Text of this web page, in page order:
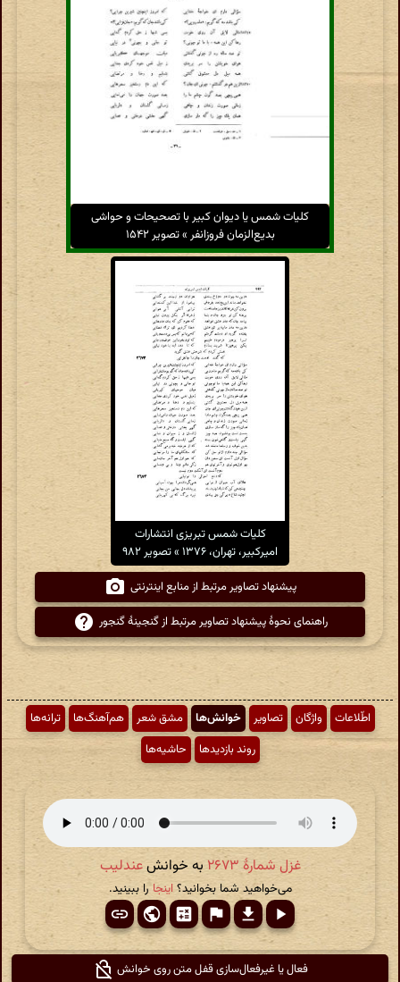
کلیات شمس یا دیوان کبیر با تصحیحات و حواشی
بدیع‌الزمان فروزانفر » تصویر ۱۵۴۲
کلیات شمس تبریزی انتشارات
امیرکبیر، تهران، ۱۳۷۶ » تصویر ۹۸۲
پیشنهاد تصاویر مرتبط از منابع اینترنتی
راهنمای نحوهٔ پیشنهاد تصاویر مرتبط از گنجینهٔ گنجور
اطّلاعات واژگان تصاویر خوانش‌ها مشق شعر هم‌آهنگ‌ها
ترانه‌ها
روند بازدیدها
حاشیه‌ها
غزل شمارهٔ ۲۶۷۳ به خوانشعندلیب
می‌خواهید شما بخوانید؟اینجارا ببینید.
فعال یا غیرفعال‌سازی قفل متن روی خوانش